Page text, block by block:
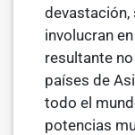
devastación,
involucran
resultante
países de
todo el
potencias